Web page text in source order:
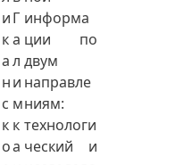
и
к
а
н
с
к
о
Г
а
л
и
м
к
а
информа
ции по
двум
направле
ниям:
технологи
ческий и